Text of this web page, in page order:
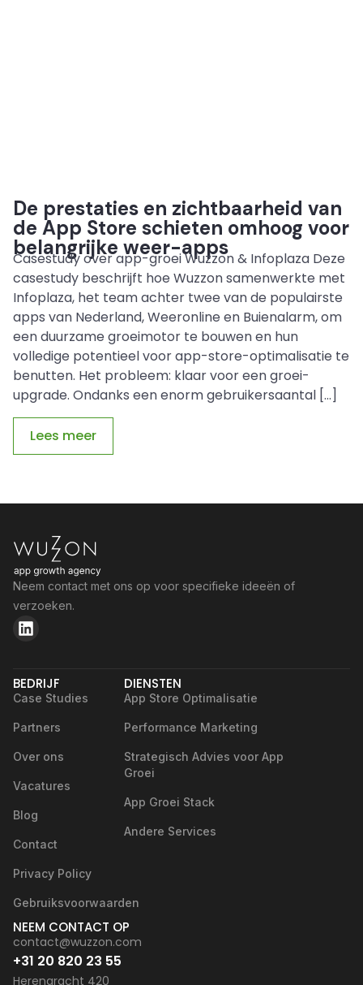
De prestaties en zichtbaarheid van
de App Store schieten omhoog voor
belangrijke weer-apps
Casestudy over app-groei Wuzzon & Infoplaza Deze
casestudy beschrijft hoe Wuzzon samenwerkte met
Infoplaza, het team achter twee van de populairste
apps van Nederland, Weeronline en Buienalarm, om
een duurzame groeimotor te bouwen en hun
volledige potentieel voor app-store-optimalisatie te
benutten. Het probleem: klaar voor een groei-
upgrade. Ondanks een enorm gebruikersaantal […]
Lees meer
Neem contact met ons op voor specifieke ideeën of
verzoeken.
BEDRIJF
Case Studies
Partners
Over ons
Vacatures
Blog
Contact
Privacy Policy
Gebruiksvoorwaarden
DIENSTEN
App Store Optimalisatie
Performance Marketing
Strategisch Advies voor App
Groei
App Groei Stack
Andere Services
NEEM CONTACT OP
contact@wuzzon.com
+31 20 820 23 55
Herengracht 420